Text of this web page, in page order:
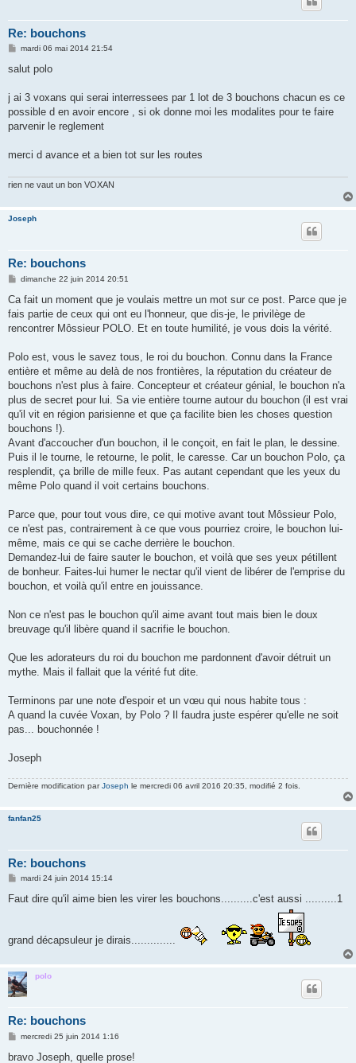
Re: bouchons
M
s
g
mardi 06 mai 2014 21:54
salut polo
j ai 3 voxans qui serai interressees par 1 lot de 3 bouchons chacun es ce
possible d en avoir encore , si ok donne moi les modalites pour te faire
parvenir le reglement
merci d avance et a bien tot sur les routes
rien ne vaut un bon VOXAN
Joseph
Re: bouchons
M
s
a
g
dimanche 22 juin 2014 20:51
Ca fait un moment que je voulais mettre un mot sur ce post. Parce que je
fais partie de ceux qui ont eu l'honneur, que dis-je, le privilège de
rencontrer Môssieur POLO. Et en toute humilité, je vous dois la vérité.
Polo est, vous le savez tous, le roi du bouchon. Connu dans la France
entière et même au delà de nos frontières, la réputation du créateur de
bouchons n'est plus à faire. Concepteur et créateur génial, le bouchon n'a
plus de secret pour lui. Sa vie entière tourne autour du bouchon (il est vrai
qu'il vit en région parisienne et que ça facilite bien les choses question
bouchons !).
Avant d'accoucher d'un bouchon, il le conçoit, en fait le plan, le dessine.
Puis il le tourne, le retourne, le polit, le caresse. Car un bouchon Polo, ça
resplendit, ça brille de mille feux. Pas autant cependant que les yeux du
même Polo quand il voit certains bouchons.
Parce que, pour tout vous dire, ce qui motive avant tout Môssieur Polo,
ce n'est pas, contrairement à ce que vous pourriez croire, le bouchon lui-
même, mais ce qui se cache derrière le bouchon.
Demandez-lui de faire sauter le bouchon, et voilà que ses yeux pétillent
de bonheur. Faites-lui humer le nectar qu'il vient de libérer de l'emprise du
bouchon, et voilà qu'il entre en jouissance.
Non ce n'est pas le bouchon qu'il aime avant tout mais bien le doux
breuvage qu'il libère quand il sacrifie le bouchon.
Que les adorateurs du roi du bouchon me pardonnent d'avoir détruit un
mythe. Mais il fallait que la vérité fut dite.
Terminons par une note d'espoir et un vœu qui nous habite tous :
A quand la cuvée Voxan, by Polo ? Il faudra juste espérer qu'elle ne soit
pas... bouchonnée !
Joseph
Dernière modification parJoseph le mercredi 06 avril 2016 20:35, modifié 2 fois.
fanfan25
Re: bouchons
M
s
mardi 24 juin 2014 15:14
Faut dire qu'il aime bien les virer les bouchons..........c'est aussi ..........1
grand décapsuleur je dirais..............
polo
Re: bouchons
M
s
mercredi 25 juin 2014 1:16
bravo Joseph, quelle prose!